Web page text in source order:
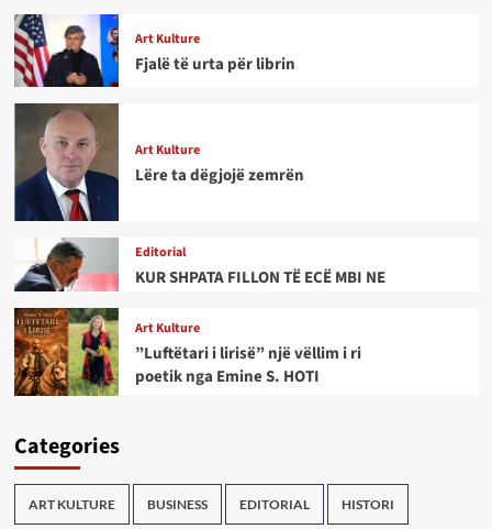
Art Kulture
Fjalë të urta për librin
Art Kulture
Lëre ta dëgjojë zemrën
Editorial
KUR SHPATA FILLON TË ECË MBI NE
Art Kulture
”Luftëtari i lirisë” një vëllim i ri
poetik nga Emine S. HOTI
Categories
ART KULTURE BUSINESS EDITORIAL HISTORI